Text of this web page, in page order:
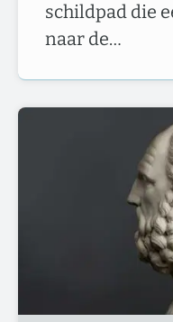
schildpad die
naar de…